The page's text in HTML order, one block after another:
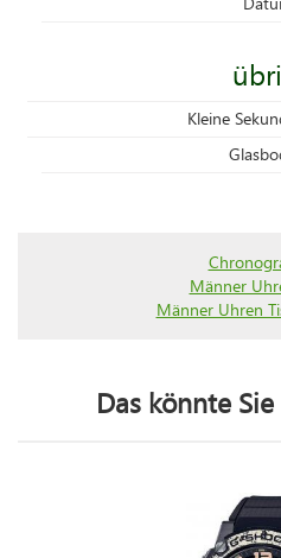
Kleine
Männer
Männer Uhren
Das könnte